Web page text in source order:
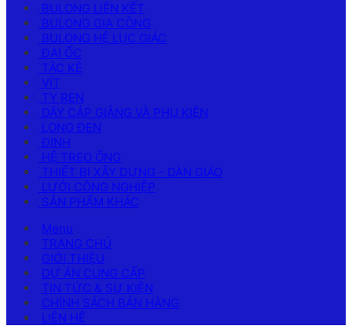
BULONG LIÊN KẾT
BULONG GIA CÔNG
BULONG HỆ LỤC GIÁC
ĐAI ỐC
TẮC KÊ
VÍT
TY REN
DÂY CÁP GIẰNG VÀ PHỤ KIỆN
LONG ĐEN
ĐINH
HỆ TREO ỐNG
THIẾT BỊ XÂY DỰNG - DÀN GIÁO
LƯỚI CÔNG NGHIỆP
SẢN PHẨM KHÁC
Menu
TRANG CHỦ
GIỚI THIỆU
DỰ ÁN CUNG CẤP
TIN TỨC & SỰ KIỆN
CHÍNH SÁCH BÁN HÀNG
LIÊN HỆ